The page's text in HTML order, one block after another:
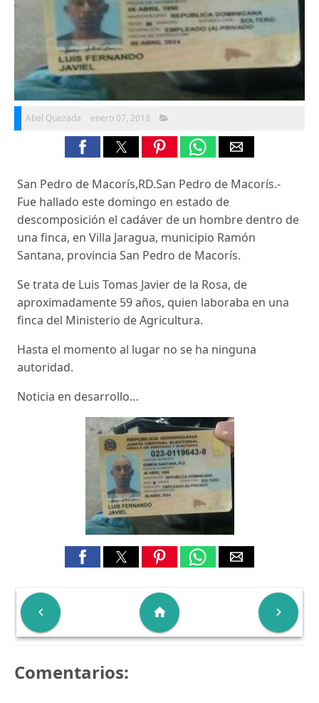
Abel Quezada enero 07, 2018
San Pedro de Macorís,RD.San Pedro de Macorís.-
Fue hallado este domingo en estado de
descomposición el cadáver de un hombre dentro de
una finca, en Villa Jaragua, municipio Ramón
Santana, provincia San Pedro de Macorís.
Se trata de Luis Tomas Javier de la Rosa, de
aproximadamente 59 años, quien laboraba en una
finca del Ministerio de Agricultura.
Hasta el momento al lugar no se ha ninguna
autoridad.
Noticia en desarrollo…
 
home
Comentarios: